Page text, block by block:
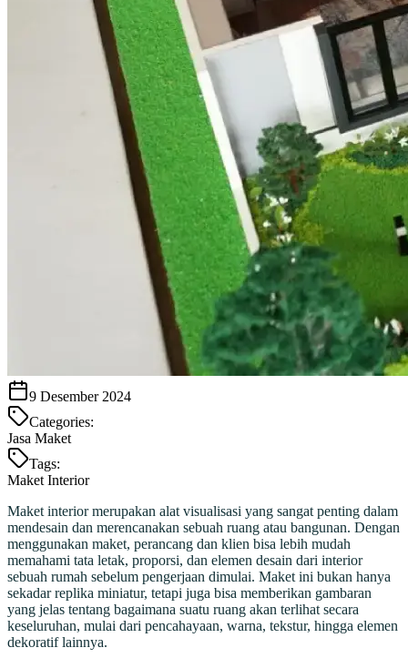
9 Desember 2024
Categories:
Jasa Maket
Tags:
Maket Interior
Maket interior merupakan alat visualisasi yang sangat penting dalam
mendesain dan merencanakan sebuah ruang atau bangunan. Dengan
menggunakan maket, perancang dan klien bisa lebih mudah
memahami tata letak, proporsi, dan elemen desain dari interior
sebuah rumah sebelum pengerjaan dimulai. Maket ini bukan hanya
sekadar replika miniatur, tetapi juga bisa memberikan gambaran
yang jelas tentang bagaimana suatu ruang akan terlihat secara
keseluruhan, mulai dari pencahayaan, warna, tekstur, hingga elemen
dekoratif lainnya.